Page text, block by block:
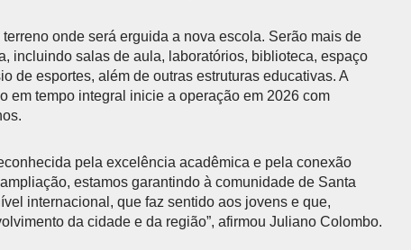
onde será erguida a nova escola. Serão mais de
incluindo salas de aula, laboratórios, biblioteca, espaço
de esportes, além de outras estruturas educativas. A
em tempo integral inicie a operação em 2026 com
pela excelência acadêmica e pela conexão
estamos garantindo à comunidade de Santa
internacional, que faz sentido aos jovens e que,
da cidade e da região”, afirmou Juliano Colombo.